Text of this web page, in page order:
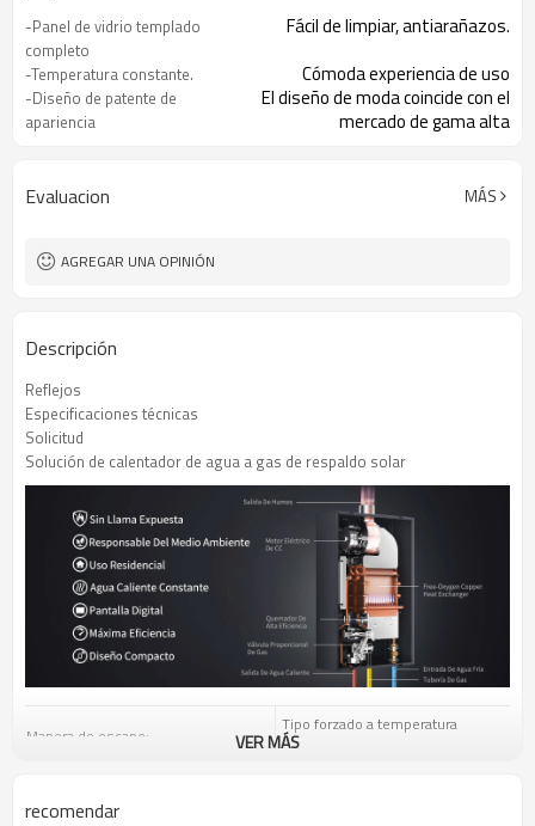
-Panel de vidrio templado
completo
Fácil de limpiar, antiarañazos.
-Temperatura constante. Cómoda experiencia de uso
-Diseño de patente de
apariencia
El diseño de moda coincide con el
mercado de gama alta
-Pantalla digital Claramente control de funciones
Evaluacion MÁS
AGREGAR UNA OPINIÓN
Descripción
Reflejos
Especificaciones técnicas
Solicitud
Solución de calentador de agua a gas de respaldo solar
Manera de escape:
Tipo forzado a temperatura
constante
VER MÁS
recomendar